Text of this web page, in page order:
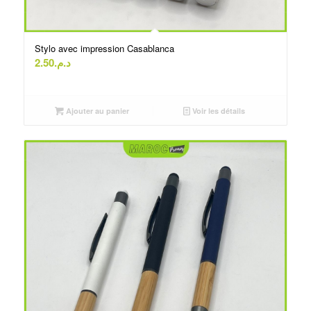
Stylo avec impression Casablanca
د.م.2.50
Ajouter au panier Voir les détails